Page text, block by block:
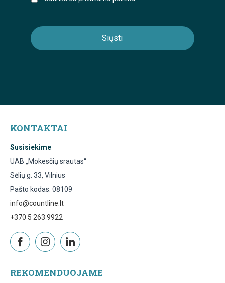
KONTAKTAI
Susisiekime
UAB „Mokesčių srautas“
Sėlių g. 33, Vilnius
Pašto kodas: 08109
info@countline.lt
+370 5 263 9922
REKOMENDUOJAME